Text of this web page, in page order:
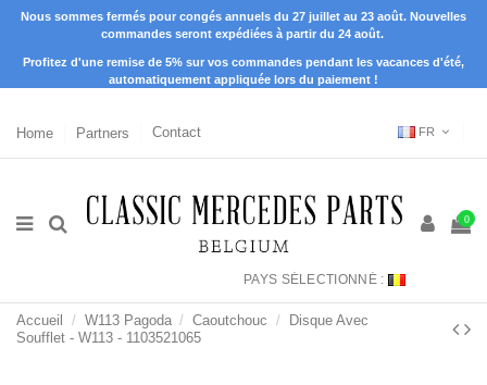
Nous sommes fermés pour congés annuels du 27 juillet au 23 août. Nouvelles
commandes seront expédiées à partir du 24 août.
Profitez d'une remise de 5% sur vos commandes pendant les vacances d'été,
automatiquement appliquée lors du paiement !
Home Partners Contact FR
0
PAYS SÉLECTIONNÉ :
Accueil W113 Pagoda Caoutchouc
Disque Avec
Soufflet - W113 - 1103521065